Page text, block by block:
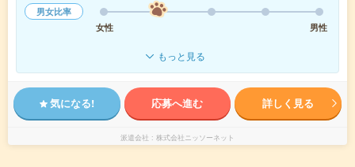
男女比率
女性
男性
もっと見る
気になる! 応募へ進む 詳しく見る
派遣会社 株式会社ニッソーネット